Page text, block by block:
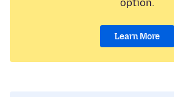
option.
Learn More